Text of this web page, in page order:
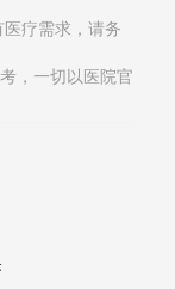
疗需求，请务
，一切以医院官